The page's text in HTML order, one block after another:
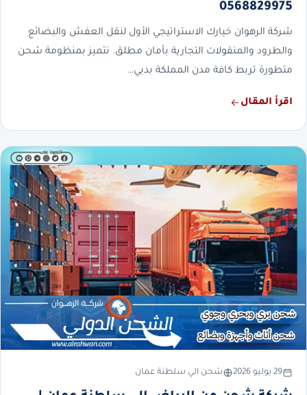
0568829975
شركة الرهوان خيارك الاستراتيجي الأول لنقل العفش والبضائع
والطرود والمنقولات التجارية بأمان مطلق. نتميز بمنظومة شحن
متطورة تربط كافة مدن المملكة بدبي…
اقرأ المقال
29 يوليو 2026 شحن الي سلطنة عمان